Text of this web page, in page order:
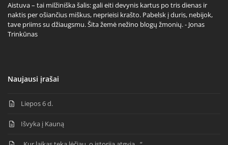
Aistuva – tai milžiniška šalis: gali eiti devynis kartus po tris dienas ir
naktis per ošiančius miškus, neprieisi krašto. Pabelsk į duris, nebijok,
tave priims su džiaugsmu. Šita žemė nežino blogų žmonių. - Jonas
Trinkūnas
Naujausi įrašai
Liepos 6 d.
Išvyka į Kauną